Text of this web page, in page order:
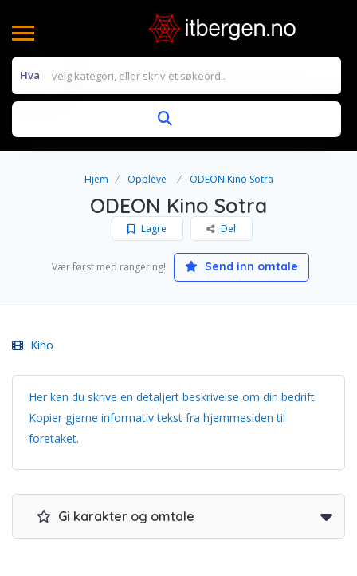
Hva
Hjem Oppleve ODEON Kino Sotra
ODEON Kino Sotra
Lagre Del
Vær først med rangering! Send inn omtale
Kino
Her kan du skrive en detaljert beskrivelse om din bedrift.
Kopier gjerne informativ tekst fra hjemmesiden til
foretaket.
Gi karakter og omtale